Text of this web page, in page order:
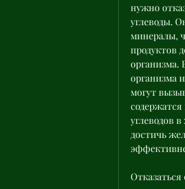
нужно
углеводы.
минералы,
продуктов
организма.
организма
могут
углеводов
достичь